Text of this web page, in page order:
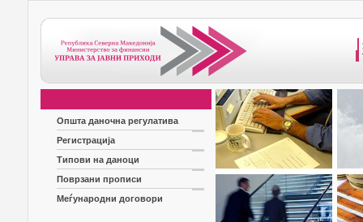
Општа даночна регулатива
Регистрација
Типови на даноци
Поврзани прописи
Меѓународни договори